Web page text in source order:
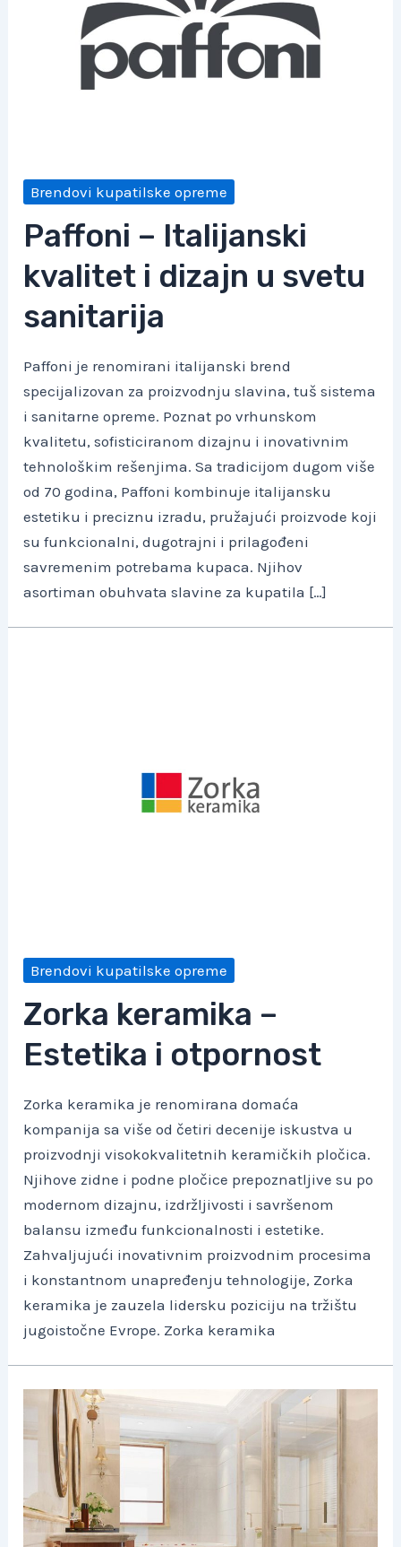
Brendovi kupatilske opreme
Paffoni – Italijanski
kvalitet i dizajn u svetu
sanitarija
Paffoni je renomirani italijanski brend
specijalizovan za proizvodnju slavina, tuš sistema
i sanitarne opreme. Poznat po vrhunskom
kvalitetu, sofisticiranom dizajnu i inovativnim
tehnološkim rešenjima. Sa tradicijom dugom više
od 70 godina, Paffoni kombinuje italijansku
estetiku i preciznu izradu, pružajući proizvode koji
su funkcionalni, dugotrajni i prilagođeni
savremenim potrebama kupaca. Njihov
asortiman obuhvata slavine za kupatila […]
Brendovi kupatilske opreme
Zorka keramika –
Estetika i otpornost
Zorka keramika je renomirana domaća
kompanija sa više od četiri decenije iskustva u
proizvodnji visokokvalitetnih keramičkih pločica.
Njihove zidne i podne pločice prepoznatljive su po
modernom dizajnu, izdržljivosti i savršenom
balansu između funkcionalnosti i estetike.
Zahvaljujući inovativnim proizvodnim procesima
i konstantnom unapređenju tehnologije, Zorka
keramika je zauzela lidersku poziciju na tržištu
jugoistočne Evrope. Zorka keramika